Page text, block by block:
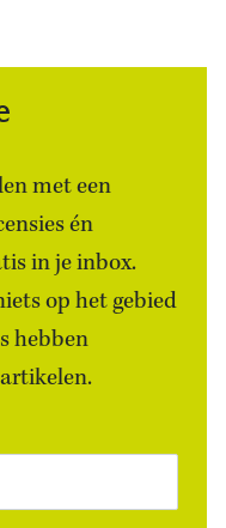
met een
én
in je inbox.
op het gebied
hebben